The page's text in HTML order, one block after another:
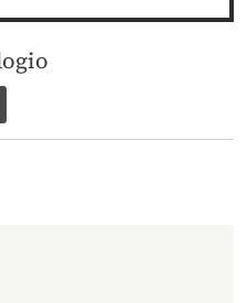
Messenger
email
il link alla pagina